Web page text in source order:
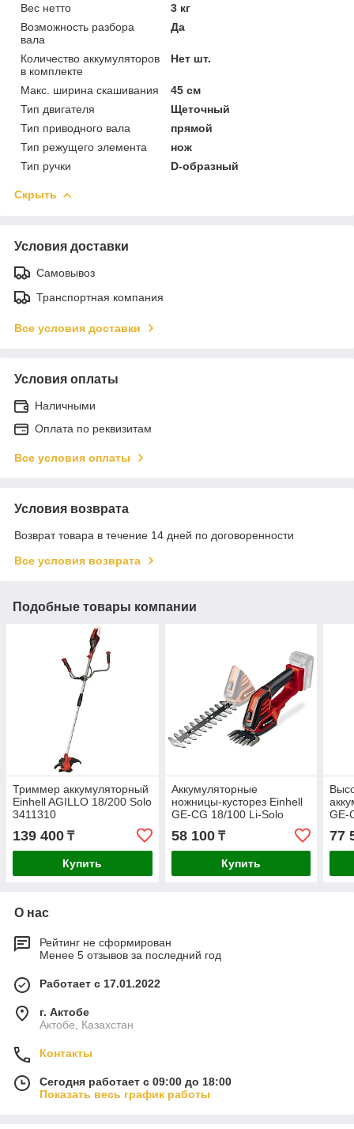
Вес нетто
3 кг
Возможность разбора
вала
Да
Количество аккумуляторов
в комплекте
Нет шт.
Макс. ширина скашивания
45 см
Тип двигателя
Щеточный
Тип приводного вала
прямой
Тип режущего элемента
нож
Тип ручки
D-образный
Скрыть
Условия доставки
Самовывоз
Транспортная компания
Все условия доставки
Условия оплаты
Наличными
Оплата по реквизитам
Все условия оплаты
Условия возврата
Возврат товара в течение 14 дней по договоренности
Все условия возврата
Подобные товары компании
Триммер аккумуляторный
Einhell AGILLO 18/200 Solo
3411310
139 400 ₸
Купить
Аккумуляторные
ножницы-кусторез Einhell
GE-CG 18/100 Li-Solo
58 100₸
Купить
GE-
77
О нас
Рейтинг не сформирован
Менее 5 отзывов за последний год
Работает с 17.01.2022
г. Актобе
Актобе, Казахстан
Контакты
Сегодня работает с 09:00 до 18:00
Показать весь график работы